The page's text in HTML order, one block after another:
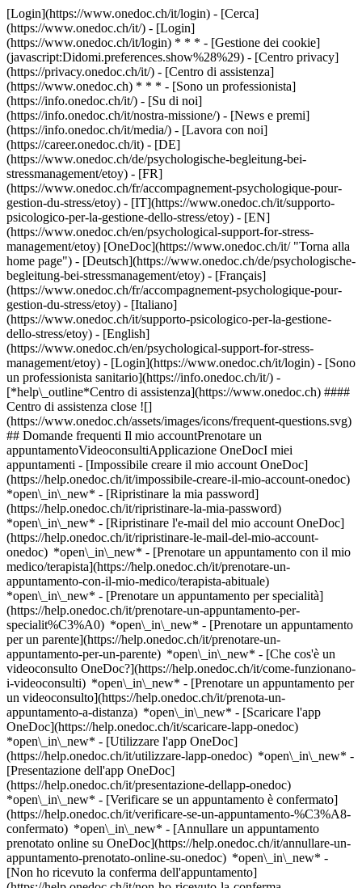
[Login](https://www.onedoc.ch/it/login) - [Cerca]
(https://www.onedoc.ch/it/) - [Login]
(https://www.onedoc.ch/it/login) * * * - [Gestione dei cookie]
(javascript:Didomi.preferences.show%28%29) - [Centro privacy]
(https://privacy.onedoc.ch/it/) - [Centro di assistenza]
(https://www.onedoc.ch) * * * - [Sono un professionista]
(https://info.onedoc.ch/it/) - [Su di noi]
(https://info.onedoc.ch/it/nostra-missione/) - [News e premi]
(https://info.onedoc.ch/it/media/) - [Lavora con noi]
(https://career.onedoc.ch/it) - [DE]
(https://www.onedoc.ch/de/psychologische-begleitung-bei-
stressmanagement/etoy) - [FR]
(https://www.onedoc.ch/fr/accompagnement-psychologique-pour-
gestion-du-stress/etoy) - [IT](https://www.onedoc.ch/it/supporto-
psicologico-per-la-gestione-dello-stress/etoy) - [EN]
(https://www.onedoc.ch/en/psychological-support-for-stress-
management/etoy) [OneDoc](https://www.onedoc.ch/it/ "Torna alla
home page") - [Deutsch](https://www.onedoc.ch/de/psychologische-
begleitung-bei-stressmanagement/etoy) - [Français]
(https://www.onedoc.ch/fr/accompagnement-psychologique-pour-
gestion-du-stress/etoy) - [Italiano]
(https://www.onedoc.ch/it/supporto-psicologico-per-la-gestione-
dello-stress/etoy) - [English]
(https://www.onedoc.ch/en/psychological-support-for-stress-
management/etoy) - [Login](https://www.onedoc.ch/it/login) - [Sono
un professionista sanitario](https://info.onedoc.ch/it/) -
[*help\_outline*Centro di assistenza](https://www.onedoc.ch) ####
Centro di assistenza close ![]
(https://www.onedoc.ch/assets/images/icons/frequent-questions.svg)
## Domande frequenti Il mio accountPrenotare un
appuntamentoVideoconsultiApplicazione OneDocI miei
appuntamenti - [Impossibile creare il mio account OneDoc]
(https://help.onedoc.ch/it/impossibile-creare-il-mio-account-onedoc)
*open\_in\_new* - [Ripristinare la mia password]
(https://help.onedoc.ch/it/ripristinare-la-mia-password)
*open\_in\_new* - [Ripristinare l'e-mail del mio account OneDoc]
(https://help.onedoc.ch/it/ripristinare-le-mail-del-mio-account-
onedoc) *open\_in\_new* - [Prenotare un appuntamento con il mio
medico/terapista](https://help.onedoc.ch/it/prenotare-un-
appuntamento-con-il-mio-medico/terapista-abituale)
*open\_in\_new* - [Prenotare un appuntamento per specialità]
(https://help.onedoc.ch/it/prenotare-un-appuntamento-per-
specialit%C3%A0) *open\_in\_new* - [Prenotare un appuntamento
per un parente](https://help.onedoc.ch/it/prenotare-un-
appuntamento-per-un-parente) *open\_in\_new* - [Che cos'è un
videoconsulto OneDoc?](https://help.onedoc.ch/it/come-funzionano-
i-videoconsulti) *open\_in\_new* - [Prenotare un appuntamento per
un videoconsulto](https://help.onedoc.ch/it/prenota-un-
appuntamento-a-distanza) *open\_in\_new* - [Scaricare l'app
OneDoc](https://help.onedoc.ch/it/scaricare-lapp-onedoc)
*open\_in\_new* - [Utilizzare l'app OneDoc]
(https://help.onedoc.ch/it/utilizzare-lapp-onedoc) *open\_in\_new* -
[Presentazione dell'app OneDoc]
(https://help.onedoc.ch/it/presentazione-dellapp-onedoc)
*open\_in\_new* - [Verificare se un appuntamento è confermato](https://help.onedoc.ch/it/verificare-se-un-appuntamento-%C3%A8-confermato) *open\_in\_new* - [Annullare un appuntamento prenotato online su OneDoc](https://help.onedoc.ch/it/annullare-un-appuntamento-prenotato-online-su-onedoc) *open\_in\_new* - [Non ho ricevuto la conferma dell'appuntamento](https://help.onedoc.ch/it/non-ho-ricevuto-la-conferma-dellappuntamento) *open\_in\_new* [Vedi tutti i nostri articoli *open\_in\_new*](https://help.onedoc.ch/it/) close ## Modifica la ricerca ![Casa con segno più che indica che la consultazione può essere effettuata in sede](https://www.onedoc.ch/assets/images/icons/on-site.svg) In loco ![Fotocamera con simbolo play che indica che la consultazione può essere effettuata a distanza in video](https://www.onedoc.ch/assets/images/icons/remote.svg) A distanza Cerca #### Specialità #### Professionisti #### Istituti edit Supporto psicologico per la gestione dello stress a Etoy tune Filtra per Nuovo paziente*keyboard\_arrow\_down* - Accettato*check\_circle* Lingua parlata*keyboard\_arrow\_down* - Albanese*check\_circle* - Arabo*check\_circle* - Francese*check\_circle* - Inglese*check\_circle* - Italiano*check\_circle* - Olandese*check\_circle* - Polacco*check\_circle* - Portoghese*check\_circle* - Romancio*check\_circle* - Russo*check\_circle* - Spagnolo*check\_circle* - Tedesco*check\_circle* - Ungherese*check\_circle* Sesso*keyboard\_arrow\_down* - Donna*check\_circle* - Uomo*check\_circle* Rete*keyboard\_arrow\_down* - ASCA*check\_circle* - RME*check\_circle* Disponibilità*keyboard\_arrow\_down* - Disponibile oggi*check\_circle* - Entro i prossimi 3 giorni*check\_circle* - Entro i prossimi 7 giorni*check\_circle* - Entro i prossimi 14 giorni*check\_circle* # __Supporto psicologico per la gestione dello stress__ a __Etoy__: prenota il tuo appuntamento online oggi ## 7 risultati a Etoy [![Sig.ra Sonia Da Fonseca, psicologa a Etoy](https://assets.onedoc.ch/images/users/abfc1685d8e6c174d3d8cff181aeae24a8f641cf741241b43056f7674ef7ad5d-small.jpg "Sig.ra Sonia Da Fonseca, psicologa a Etoy")](https://www.onedoc.ch/it/psicologa/etoy/pczyh/sonia-da-fonseca) ### [Sig.ra Sonia Da Fonseca](https://www.onedoc.ch/it/psicologa/etoy/pczyh/sonia-da-fonseca) ![Badge che indica un profilo verificato](https://www.onedoc.ch/assets/images/icons/checkmark.svg) [Psicologa](https://www.onedoc.ch/it/psicologo/etoy) Cabinet Psy Harmonie c/o Centre Culturel les Ateliers de la Côte Route de Pallatex 5 1163 Etoy ![Icona fotocamera con simbolo play che indica che il professionista offre videoconsulti](https://www.onedoc.ch/assets/images/icons/video-consultations.svg)Video-consulti disponibili ![Icona paziente con segno più che indica che il professionista accetta nuovi pazienti](https://www.onedoc.ch/assets/images/icons/new-patients.svg)Accetta nuovi pazienti [Prenota un appuntamento](https://www.onedoc.ch/it/psicologa/etoy/pczyh/sonia-da-fonseca) Competenze: Supporto psicologico per la gestione dello stress, [Supporto psicologico per la depressione](https://www.onedoc.ch/it/supporto-psicologico-per-la-depressione/etoy), [Supporto psicologico del burnout](https://www.onedoc.ch/it/supporto-psicologico-del-burnout/etoy), [Disturbi d'ansia](https://www.onedoc.ch/it/disturbi-d-ansia/etoy), [Consiglio coniugale e familiare](https://www.onedoc.ch/it/consiglio-coniugale-e-familiare/etoy), [Supporto psicologico per la traumi nell’infanzia](https://www.onedoc.ch/it/supporto-psicologico-per-la-traumi-nell-infanzia/etoy), [Supporto psicologico per disturbi dell'umore](https://www.onedoc.ch/it/supporto-psicologico-per-disturbi-dell-umore/etoy)Vedi di più *chevron\_left* mar 04 ago *chevron\_right* Vedi più appuntamenti *error\_outline* Si è verificato un errore durante il caricamento della disponibilità [Riprova](https://www.onedoc.ch) Competenze: Supporto psicologico per la gestione dello stress, [Supporto psicologico per la depressione](https://www.onedoc.ch/it/supporto-psicologico-per-la-depressione/etoy), [Supporto psicologico del burnout](https://www.onedoc.ch/it/supporto-psicologico-del-burnout/etoy), [Disturbi d'ansia](https://www.onedoc.ch/it/disturbi-d-ansia/etoy), [Consiglio coniugale e familiare](https://www.onedoc.ch/it/consiglio-coniugale-e-familiare/etoy), [Supporto psicologico per la traumi nell’infanzia](https://www.onedoc.ch/it/supporto-psicologico-per-la-traumi-nell-infanzia/etoy), [Supporto psicologico per disturbi dell'umore](https://www.onedoc.ch/it/supporto-psicologico-per-disturbi-dell-umore/etoy)Vedi di più [![Sig.ra Marilia North, psicoterapeuta a Etoy](https://assets.onedoc.ch/images/users/5ddd979d878fb750821d68849d540445b6509644820ff0a544630b1a9c82a69d-small.png "Sig.ra Marilia North, psicoterapeuta a Etoy")](https://www.onedoc.ch/it/psicoterapeuta/etoy/pc4w3/marilia-north) ### [Sig.ra Marilia North](https://www.onedoc.ch/it/psicoterapeuta/etoy/pc4w3/marilia-north) ![Badge che indica un profilo verificato](https://www.onedoc.ch/assets/images/icons/checkmark.svg) [Psicoterapeuta](https://www.onedoc.ch/it/psicoterapeuta/etoy) [Sana Mente Etoy](https://www.onedoc.ch/it/studio-medico-associato/etoy/ebbum/sana-mente-etoy) Route Suisse 8A 1163 Etoy ![Icona paziente con segno più che indica che il professionista accetta nuovi pazienti](https://www.onedoc.ch/assets/images/icons/new-patients.svg)Accetta nuovi pazienti [Prenota un appuntamento](https://www.onedoc.ch/it/psicoterapeuta/etoy/pc4w3/marilia-north) Competenze: Supporto psicologico per la gestione dello stress, [Burnout](https://www.onedoc.ch/it/burnout/etoy), [Consiglio coniugale e familiare](https://www.onedoc.ch/it/consiglio-coniugale-e-familiare/etoy), [Supporto psicologico per la depressione](https://www.onedoc.ch/it/supporto-psicologico-per-la-depressione/etoy), [Supporto psicologico per la traumi nell’infanzia](https://www.onedoc.ch/it/supporto-psicologico-per-la-traumi-nell-infanzia/etoy), [Supporto psicologico per anziani](https://www.onedoc.ch/it/supporto-psicologico-per-anziani/etoy), [Disturbi d'ansia](https://www.onedoc.ch/it/disturbi-d-ansia/etoy), [Supporto psicologico per le fobie](https://www.onedoc.ch/it/supporto-psicologico-per-le-fobie/etoy), [Sostegno allo sviluppo professionale](https://www.onedoc.ch/it/sostegno-allo-sviluppo-professionale/etoy)Vedi di più *chevron\_left* mar 04 ago *chevron\_right* Vedi più appuntamenti *error\_outline* Si è verificato un errore durante il caricamento della disponibilità [Riprova](https://www.onedoc.ch) Competenze: Supporto psicologico per la gestione dello stress, [Burnout](https://www.onedoc.ch/it/burnout/etoy), [Consiglio coniugale e familiare](https://www.onedoc.ch/it/consiglio-coniugale-e-familiare/etoy), [Supporto psicologico per la depressione](https://www.onedoc.ch/it/supporto-psicologico-per-la-depressione/etoy), [Supporto psicologico per la traumi nell’infanzia](https://www.onedoc.ch/it/supporto-psicologico-per-la-traumi-nell-infanzia/etoy), [Supporto psicologico per anziani](https://www.onedoc.ch/it/supporto-psicologico-per-anziani/etoy), [Disturbi d'ansia](https://www.onedoc.ch/it/disturbi-d-ansia/etoy), [Supporto psicologico per le fobie](https://www.onedoc.ch/it/supporto-psicologico-per-le-fobie/etoy), [Sostegno allo sviluppo professionale](https://www.onedoc.ch/it/sostegno-allo-sviluppo-professionale/etoy)Vedi di più [![Sig.ra Corinne Niklaus Zaugg, psicoterapeuta a Etoy](https://assets.onedoc.ch/images/users/1f442b5664fff30ecd258fd803f2dad65d980eb970e03ad1f18ce621d4241ca0-small.jpg "Sig.ra Corinne Niklaus Zaugg, psicoterapeuta a Etoy")](https://www.onedoc.ch/it/psicoterapeuta/etoy/pc0nk/corinne-niklaus-zaugg) ### [Sig.ra Corinne Niklaus Zaugg](https://www.onedoc.ch/it/psicoterapeuta/etoy/pc0nk/corinne-niklaus-zaugg) ![Badge che indica un profilo verificato](https://www.onedoc.ch/assets/images/icons/checkmark.svg) [Psicoterapeuta](https://www.onedoc.ch/it/psicoterapeuta/etoy) [Sana Mente Etoy](https://www.onedoc.ch/it/studio-medico-associato/etoy/ebbum/sana-mente-etoy) Route Suisse 8A 1163 Etoy ![Icona paziente con segno più che indica che il professionista accetta nuovi pazienti](https://www.onedoc.ch/assets/images/icons/new-patients.svg)Accetta nuovi pazienti [Prenota un appuntamento](https://www.onedoc.ch/it/psicoterapeuta/etoy/pc0nk/corinne-niklaus-zaugg) Competenze: Supporto psicologico per la gestione dello stress, [Psicodinamica](https://www.onedoc.ch/it/psicodinamica/etoy), [Disturbi d'ansia](https://www.onedoc.ch/it/disturbi-d-ansia/etoy), [Consiglio coniugale e familiare](https://www.onedoc.ch/it/consiglio-coniugale-e-familiare/etoy), [Supporto psicologico per disturbi dell'umore](https://www.onedoc.ch/it/supporto-psicologico-per-disturbi-dell-umore/etoy), [Supporto psicologico per la depressione](https://www.onedoc.ch/it/supporto-psicologico-per-la-depressione/etoy), [Supporto psicologico per la traumi nell’infanzia](https://www.onedoc.ch/it/supporto-psicologico-per-la-traumi-nell-infanzia/etoy)Vedi di più *chevron\_left* mar 04 ago *chevron\_right* Vedi più appuntamenti *error\_outline* Si è verificato un errore durante il caricamento della disponibilità [Riprova](https://www.onedoc.ch) Competenze: Supporto psicologico per la gestione dello stress, [Psicodinamica](https://www.onedoc.ch/it/psicodinamica/etoy), [Disturbi d'ansia](https://www.onedoc.ch/it/disturbi-d-ansia/etoy), [Consiglio coniugale e familiare](https://www.onedoc.ch/it/consiglio-coniugale-e-familiare/etoy), [Supporto psicologico per disturbi dell'umore](https://www.onedoc.ch/it/supporto-psicologico-per-disturbi-dell-umore/etoy), [Supporto psicologico per la depressione](https://www.onedoc.ch/it/supporto-psicologico-per-la-depressione/etoy), [Supporto psicologico per la traumi nell’infanzia](https://www.onedoc.ch/it/supporto-psicologico-per-la-traumi-nell-infanzia/etoy)Vedi di più [![Sig.ra Marie Bays, psicologa a Etoy](https://assets.onedoc.ch/images/users/e0